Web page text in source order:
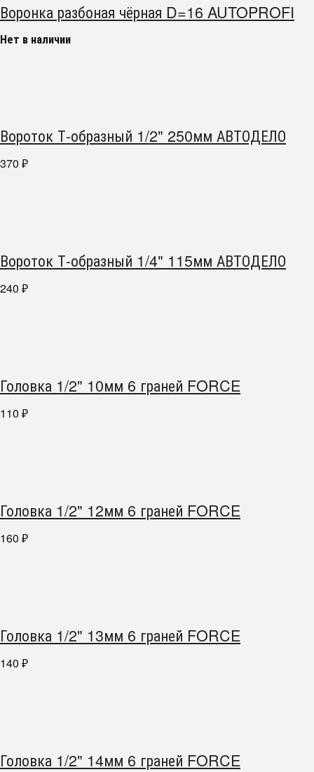
Воронка разбоная чёрная D=16 AUTOPROFI
Нет в наличии
Вороток Т-образный 1/2" 250мм АВТОДЕЛО
370 ₽
Вороток Т-образный 1/4" 115мм АВТОДЕЛО
240 ₽
Головка 1/2" 10мм 6 граней FORCE
110 ₽
Головка 1/2" 12мм 6 граней FORCE
160 ₽
Головка 1/2" 13мм 6 граней FORCE
140 ₽
Головка 1/2" 14мм 6 граней FORCE